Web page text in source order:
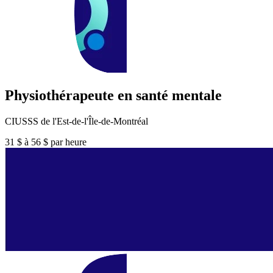
Physiothérapeute en santé mentale
CIUSSS de l'Est-de-l'Île-de-Montréal
31 $ à 56 $ par heure